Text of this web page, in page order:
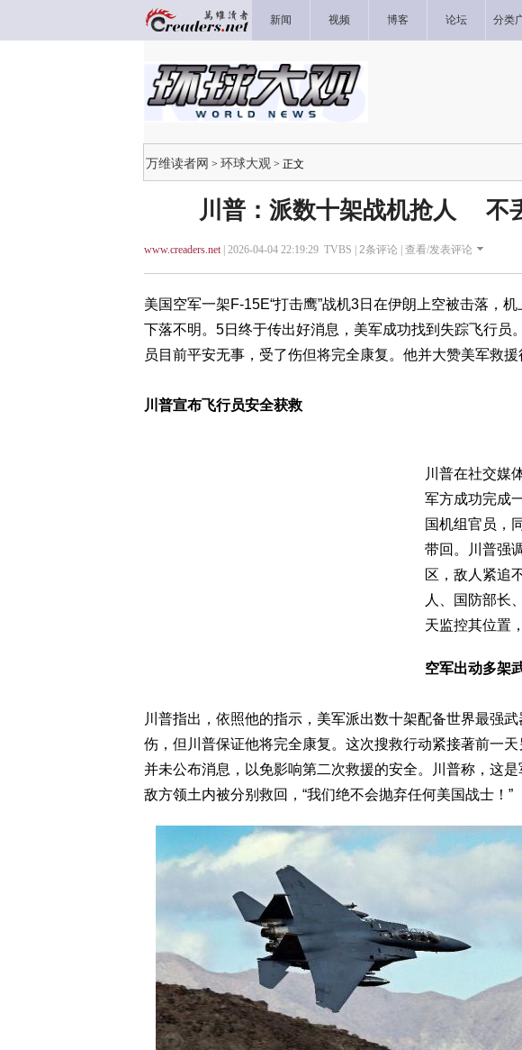
新闻 视频 博客 论坛 分类
万维读者网 > 环球大观 > 正文
川普：派数十架战机抢人 不
www.creaders.net| 2026-04-04 22:19:29 TVBS | 2条评论 | 查看/发表评论
美国空军一架F-15E“打击鹰”战机3日在伊朗上空被击落，
下落不明。5日终于传出好消息，美军成功找到失踪飞行员
员目前平安无事，受了伤但将完全康复。他并大赞美军救援
川普宣布飞行员安全获救
川普在社交媒
军方成功完成
国机组官员，
带回。川普强
区，敌人紧追
人、国防部长
天监控其位置
空军出动多架
川普指出，依照他的指示，美军派出数十架配备世界最强
伤，但川普保证他将完全康复。这次搜救行动紧接著前一
并未公布消息，以免影响第二次救援的安全。川普称，这
敌方领土内被分别救回，“我们绝不会抛弃任何美国战士！”